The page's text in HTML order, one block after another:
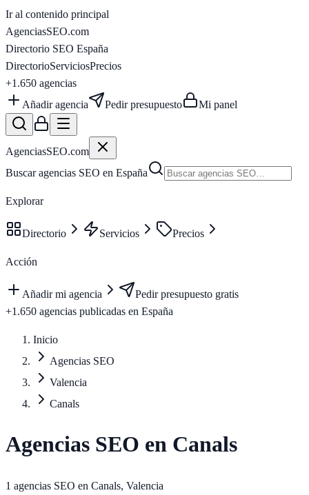
Ir al contenido principal
AgenciasSEO.com
Directorio SEO España
DirectorioServiciosPrecios
+1.650 agencias
Añadir agencia
Pedir presupuesto Mi panel
AgenciasSEO.com
Buscar agencias SEO en España
Explorar
Directorio Servicios Precios
Acción
Añadir mi agencia
Pedir presupuesto gratis
+1.650 agencias publicadas en España
Inicio
Agencias SEO
Valencia
Canals
Agencias SEO en Canals
1 agencias SEO en Canals, Valencia